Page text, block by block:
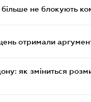
не блокують
отримали
як зміниться